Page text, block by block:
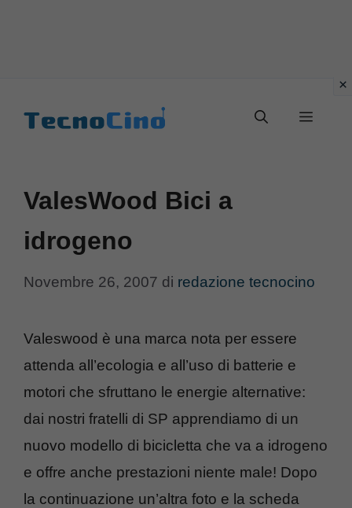
Menu
ValesWood Bici a
idrogeno
Novembre 26, 2007 di redazione tecnocino
Valeswood è una marca nota per essere
attenda all’ecologia e all’uso di batterie e
motori che sfruttano le energie alternative:
dai nostri fratelli di SP apprendiamo di un
nuovo modello di bicicletta che va a idrogeno
e offre anche prestazioni niente male! Dopo
la continuazione un’altra foto e la scheda